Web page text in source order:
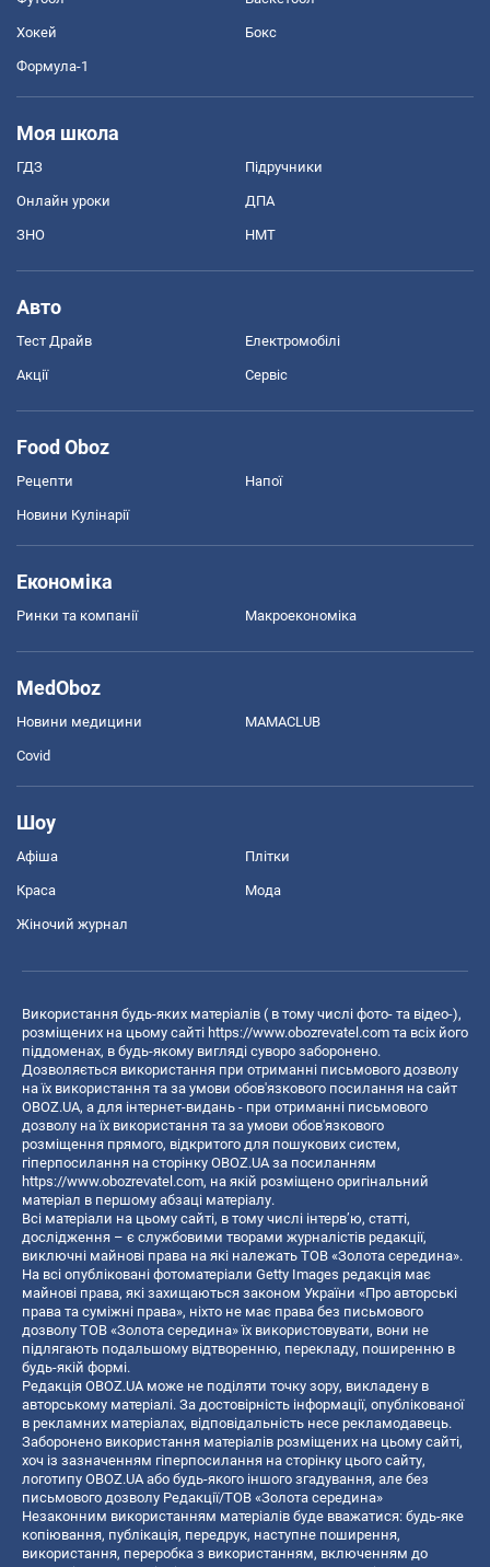
Хокей Бокс
Формула-1
Моя школа
ГДЗ Підручники
Онлайн уроки ДПА
ЗНО НМТ
Авто
Тест Драйв Електромобілі
Акції Сервіс
Food Oboz
Рецепти Напої
Новини Кулінарії
Економіка
Ринки та компанії Макроекономіка
MedOboz
Новини медицини MAMACLUB
Covid
Шоу
Афіша Плітки
Краса Мода
Жіночий журнал
Використання будь-яких матеріалів ( в тому числі фото- та відео-),
розміщених на цьому сайті https://www.obozrevatel.com та всіх його
піддоменах, в будь-якому вигляді суворо заборонено.
Дозволяється використання при отриманні письмового дозволу
на їх використання та за умови обов'язкового посилання на сайт
OBOZ.UA, а для інтернет-видань - при отриманні письмового
дозволу на їх використання та за умови обов'язкового
розміщення прямого, відкритого для пошукових систем,
гіперпосилання на сторінку OBOZ.UA за посиланням
https://www.obozrevatel.com, на якій розміщено оригінальний
матеріал в першому абзаці матеріалу.
Всі матеріали на цьому сайті, в тому числі інтерв’ю, статті,
дослідження – є службовими творами журналістів редакції,
виключні майнові права на які належать ТОВ «Золота середина».
На всі опубліковані фотоматеріали Getty Images редакція має
майнові права, які захищаються законом України «Про авторські
права та суміжні права», ніхто не має права без письмового
дозволу ТОВ «Золота середина» їх використовувати, вони не
підлягають подальшому відтворенню, перекладу, поширенню в
будь-якій формі.
Редакція OBOZ.UA може не поділяти точку зору, викладену в
авторському матеріалі. За достовірність інформації, опублікованої
в рекламних матеріалах, відповідальність несе рекламодавець.
Заборонено використання матеріалів розміщених на цьому сайті,
хоч із зазначенням гіперпосилання на сторінку цього сайту,
логотипу OBOZ.UA або будь-якого іншого згадування, але без
письмового дозволу Редакції/ТОВ «Золота середина»
Незаконним використанням матеріалів буде вважатися: будь-яке
копiювання, публiкацiя, передрук, наступне поширення,
використання, переробка з використанням, включенням до